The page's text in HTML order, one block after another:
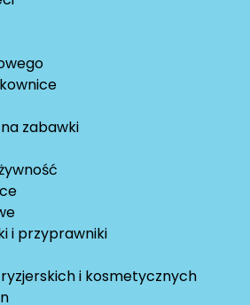
zabawki
i przyprawniki
i kosmetycznych